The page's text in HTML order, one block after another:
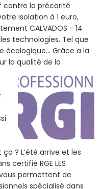
contre la précarité
isolation à 1 euro,
CALVADOS - 14
technologies. Tel que
écologique... Grâce a la
la qualité de la
? L’été arrive et les
certifié RGE LES
vous permettent de
spécialisé dans